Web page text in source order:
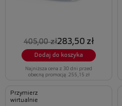
405,00 zł283,50 zł
Dodaj do koszyka
Najniższa cena z 30 dni przed
obecną promocją: 255,15 zł
Przymierz
wirtualnie